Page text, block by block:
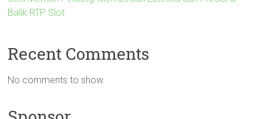
Balik RTP Slot
Recent Comments
No comments to show.